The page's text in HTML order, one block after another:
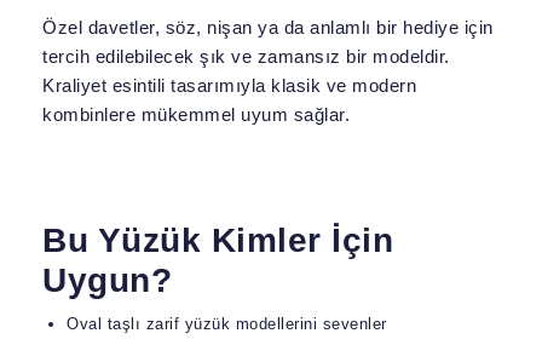
Özel davetler, söz, nişan ya da anlamlı bir hediye için
tercih edilebilecek şık ve zamansız bir modeldir.
Kraliyet esintili tasarımıyla klasik ve modern
kombinlere mükemmel uyum sağlar.
Bu Yüzük Kimler İçin
Uygun?
Oval taşlı zarif yüzük modellerini sevenler